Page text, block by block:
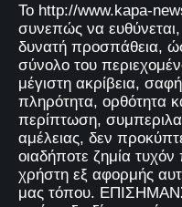
Το http://www.kapa-
συνεπώς να ευθύνεται,
δυνατή προσπάθεια,
σύνολο του
μέγιστη ακρίβεια,
πληρότητα, ορθότητα
περίπτωση,
αμέλειας, δεν
οιαδήποτε ζημία
χρήστη εξ αφορμής
μας τόπου.